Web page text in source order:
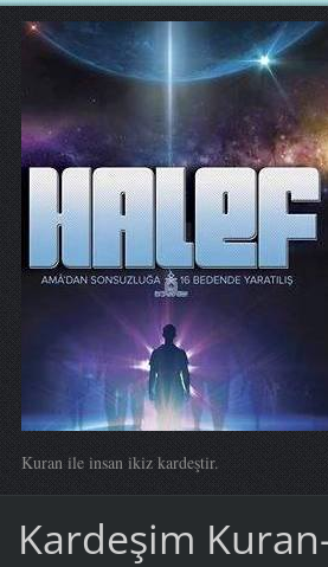
Kuran ile insan ikiz kardeştir.
Kardeşim